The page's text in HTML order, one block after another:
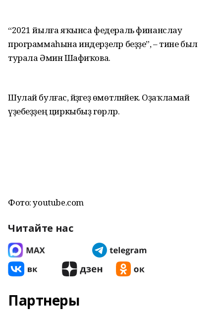
“2021 йылға яҡынса федераль финанслау
программаһына индерҙеләр беҙҙе”, – тине был
турала Әминә Шафиҡова.
Шулай булғас, әйҙәгеҙ өмөтләнәйек. Оҙаҡламай
үҙебеҙҙең циркыбыҙ гөрләр.
Фото: youtube.com
Читайте нас
Партнеры